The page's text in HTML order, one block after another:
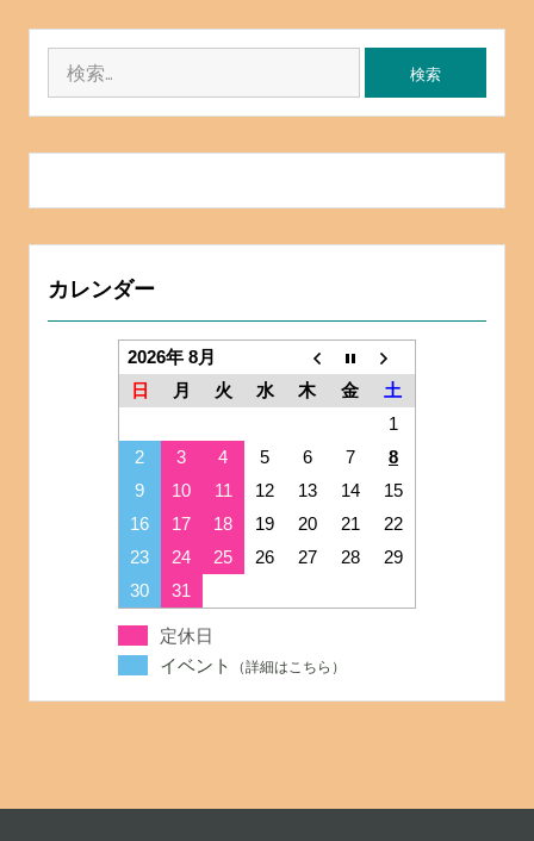
カレンダー
2026年 8月
日
月 火 水 木 金
土
1
2
3 4 5 6 7
8
9
10 11 12 13 14
15
16
17 18 19 20 21
22
23
24 25 26 27 28
29
30
31
定休日
イベント